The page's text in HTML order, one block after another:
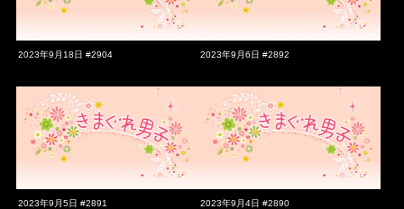
2023年9月18日 #2904 2023年9月6日 #2892
2023年9月5日 #2891 2023年9月4日 #2890